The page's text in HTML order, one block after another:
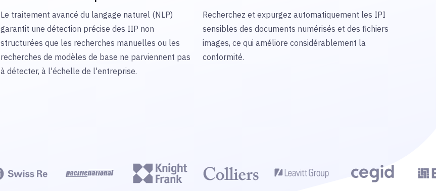
Le traitement avancé du langage naturel (NLP)
garantit une détection précise des IIP non
structurées que les recherches manuelles ou les
recherches de modèles de base ne parviennent pas
à détecter, à l'échelle de l'entreprise.
Recherchez et expurgez automatiquement les IPI
sensibles des documents numérisés et des fichiers
images, ce qui améliore considérablement la
conformité.